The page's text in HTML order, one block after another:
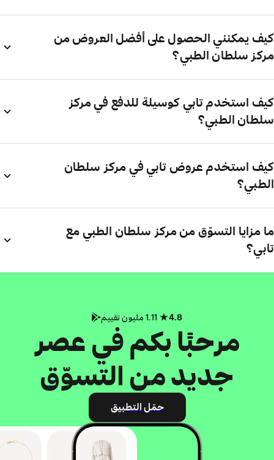
كيف يمكنني الحصول على أفضل العروض من
مركز سلطان الطبي؟
كيف استخدم تابي كوسيلة للدفع في مركز
سلطان الطبي؟
كيف استخدم عروض تابي في مركز سلطان
الطبي؟
ما مزايا التسوّق من مركز سلطان الطبي مع
تابي؟
4.8
مرحبًا بكم في عصر
جديد من التسوّق
حمّل التطبيق